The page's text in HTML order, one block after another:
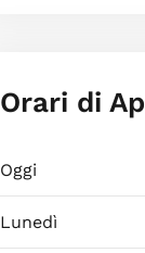
Orari di
Oggi
Lunedì